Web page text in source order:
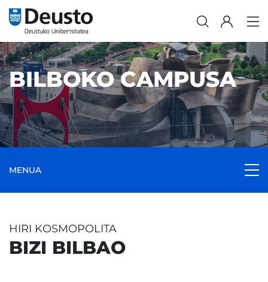
BILBOKO CAMPUSA
MENUA
HIRI KOSMOPOLITA
BIZI BILBAO